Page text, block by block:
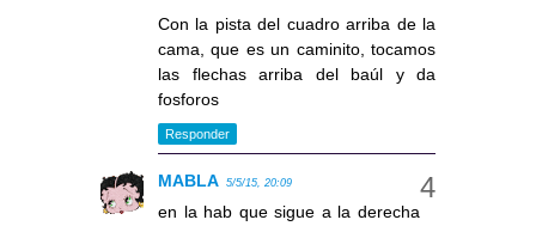
Con la pista del cuadro arriba de la
cama, que es un caminito, tocamos
las flechas arriba del baúl y da
fosforos
Responder
MABLA 5/5/15, 20:09
en la hab que sigue a la derecha